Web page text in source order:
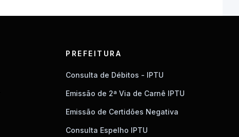
PREFEITURA
Consulta de Débitos - IPTU
Emissão de 2ª Via de Carnê IPTU
Emissão de Certidões Negativa
Consulta Espelho IPTU